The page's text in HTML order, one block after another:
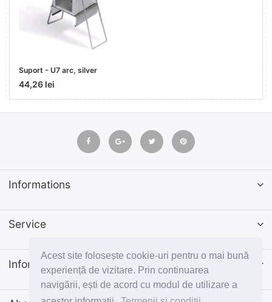
Acest site folosește cookie-uri pentru o mai bună
experiență de vizitare. Prin continuarea
navigării, ești de acord cu modul de utilizare a
Suport - U7 arc, silver
44,26 lei
Informations
Service
Informatii